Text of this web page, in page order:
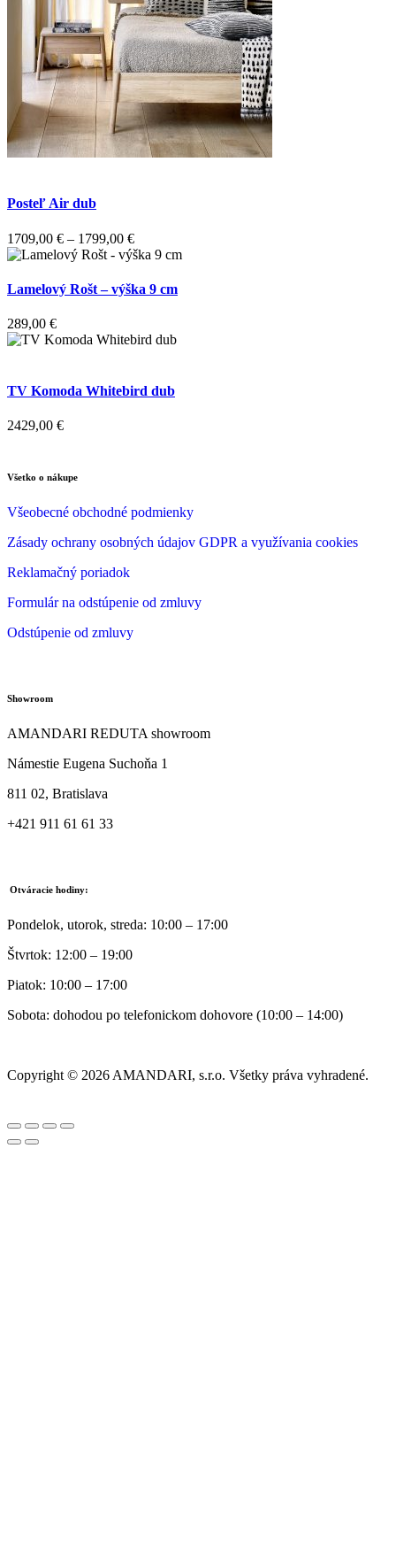
Posteľ Air dub
1709,00 € – 1799,00 €
Lamelový Rošt – výška 9 cm
289,00 €
TV Komoda Whitebird dub
2429,00 €
Všetko o nákupe
Všeobecné obchodné podmienky
Zásady ochrany osobných údajov GDPR a využívania cookies
Reklamačný poriadok
Formulár na odstúpenie od zmluvy
Odstúpenie od zmluvy
Showroom
AMANDARI REDUTA showroom
Námestie Eugena Suchoňa 1
811 02, Bratislava
+421 911 61 61 33
Otváracie hodiny:
Pondelok, utorok, streda: 10:00 – 17:00
Štvrtok: 12:00 – 19:00
Piatok: 10:00 – 17:00
Sobota: dohodou po telefonickom dohovore (10:00 – 14:00)
Copyright © 2026 AMANDARI, s.r.o. Všetky práva vyhradené.